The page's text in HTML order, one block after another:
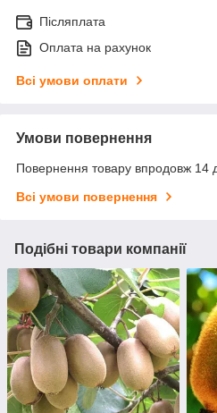
Післяплата
Оплата на рахунок
Всі умови оплати
Умови повернення
Повернення товару впродовж 14
Всі умови повернення
Подібні товари компанії